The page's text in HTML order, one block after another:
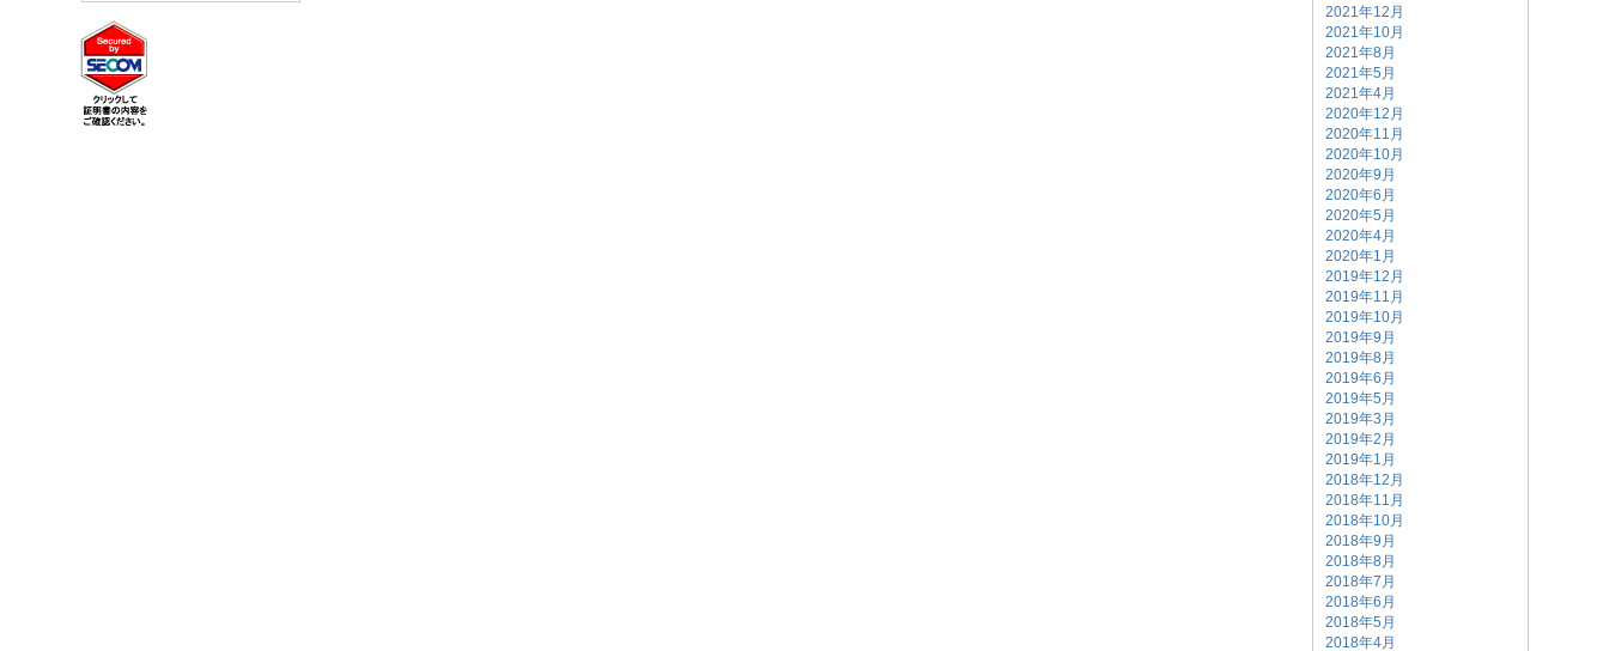
2021年12月
2021年10月
2021年8月
2021年5月
2021年4月
2020年12月
2020年11月
2020年10月
2020年9月
2020年6月
2020年5月
2020年4月
2020年1月
2019年12月
2019年11月
2019年10月
2019年9月
2019年8月
2019年6月
2019年5月
2019年3月
2019年2月
2019年1月
2018年12月
2018年11月
2018年10月
2018年9月
2018年8月
2018年7月
2018年6月
2018年5月
2018年4月